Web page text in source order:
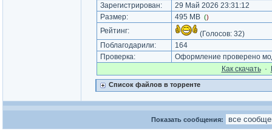
Зарегистрирован:
29 Май 2026 23:31:12
Размер:
495 MB ()
Рейтинг: (Голосов: 32)
Поблагодарили:
164
Проверка:
Оформление проверено
Как cкачать·
Список файлов в торренте
Показать сообщения: